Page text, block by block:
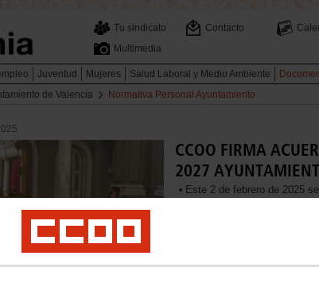
Tu sindicato Contacto
Multimedia
Juventud Mujeres Salud Laboral y Medio Ambiente
de Valencia Normativa Personal Ayuntamiento
CCOO FIRMA
2027
Este 2 de febrero de 2025
nuevo acuerdo laboral
unanimidad el acuerdo
negociación entre la
representación en el